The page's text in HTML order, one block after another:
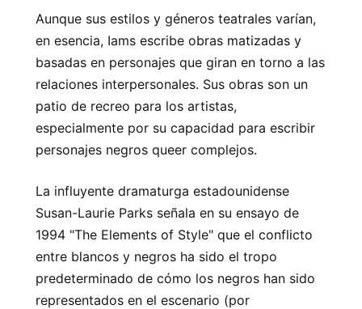
Aunque sus estilos y géneros teatrales varían,
en esencia, Iams escribe obras matizadas y
basadas en personajes que giran en torno a las
relaciones interpersonales. Sus obras son un
patio de recreo para los artistas,
especialmente por su capacidad para escribir
personajes negros queer complejos.
La influyente dramaturga estadounidense
Susan-Laurie Parks señala en su ensayo de
1994 "The Elements of Style" que el conflicto
entre blancos y negros ha sido el tropo
predeterminado de cómo los negros han sido
representados en el escenario (por